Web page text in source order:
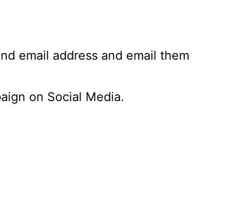
email address and email them
on Social Media.